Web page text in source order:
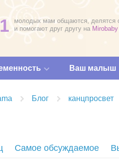
молодых мам общаются, делятся
и помогают друг другу на Mirobaby
Ваш малыш
Блог канцпросвет
Самое обсуждаемое